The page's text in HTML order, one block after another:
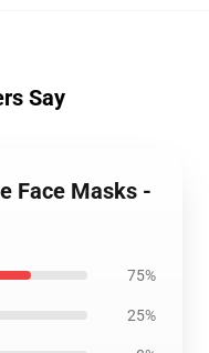
Say
Face Masks -
75%
25%